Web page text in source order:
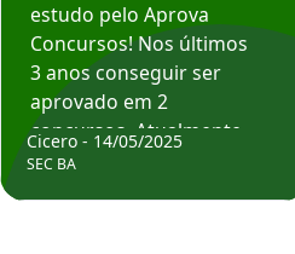
estudo pelo Aprova
Concursos! Nos últimos
3 anos conseguir ser
aprovado em 2
concursos. Atualmente,
estou atuando como
Cicero - 14/05/2025
SEC BA